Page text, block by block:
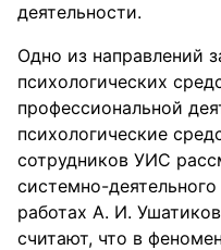
деятельности.
Одно из направлений
психологических
профессиональной
психологические
сотрудников УИС
системно-
работах А. И.
считают, что в